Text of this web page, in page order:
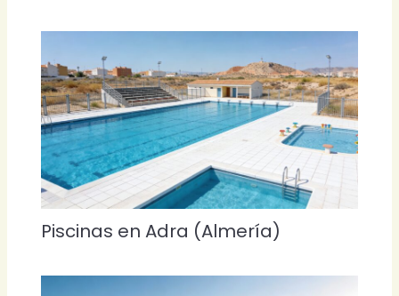
Piscinas en Adra (Almería)